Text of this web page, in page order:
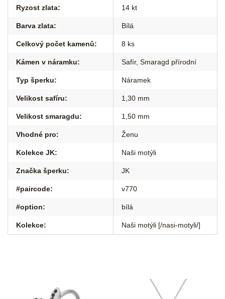
Ryzost zlata: 14 kt
Barva zlata: Bílá
Celkový počet kamenů: 8 ks
Kámen v náramku: Safír, Smaragd přírodní
Typ šperku: Náramek
Velikost safíru: 1,30 mm
Velikost smaragdu: 1,50 mm
Vhodné pro: Ženu
Kolekce JK: Naši motýli
Značka šperku: JK
#paircode: v770
#option: bílá
Kolekce: Naši motýli [/nasi-motyli/]